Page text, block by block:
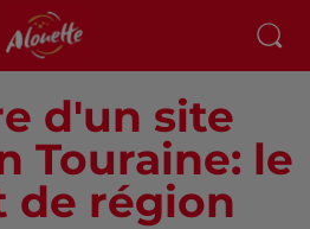
d'un site
Touraine: le
de région